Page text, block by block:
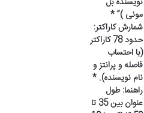
مونی )” *
شمارش کاراکتر:
حدود 78 کاراکتر
(با احتساب
فاصله و پرانتز و
نام نویسنده). *
راهنما: طول
عنوان بین 35 تا